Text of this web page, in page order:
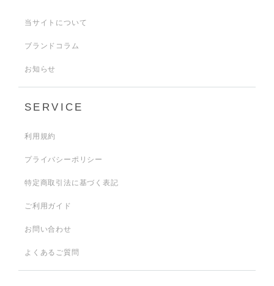
当サイトについて
ブランドコラム
お知らせ
SERVICE
利用規約
プライバシーポリシー
特定商取引法に基づく表記
ご利用ガイド
お問い合わせ
よくあるご質問